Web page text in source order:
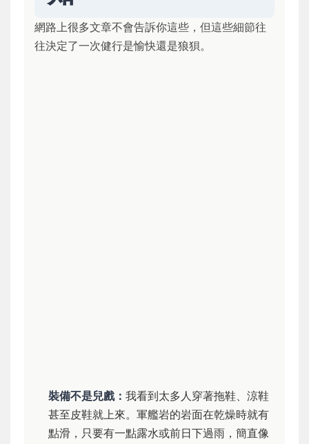
網路上很多文章不會告訴你這些，但這些細節往
往決定了一次健行是愉快還是狼狽。
裝備不是兒戲： 我看到太多人穿著拖鞋、涼鞋
甚至皮鞋就上來。軍艦岩的岩面在乾燥時就有
點滑，只要有一點露水或前日下過雨，簡直像